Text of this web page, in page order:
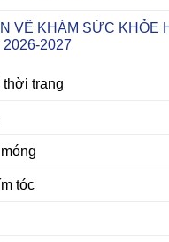
VỀ KHÁM SỨC KHỎE
2026-2027
thời trang
tóc